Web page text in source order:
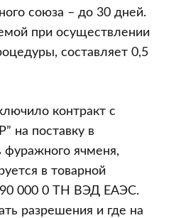
союза – до 30 дней.
при осуществлении
составляет 0,5
контракт с
на поставку в
фуражного ячменя,
в товарной
90 000 0 ТН ВЭД ЕАЭС.
разрешения и где на